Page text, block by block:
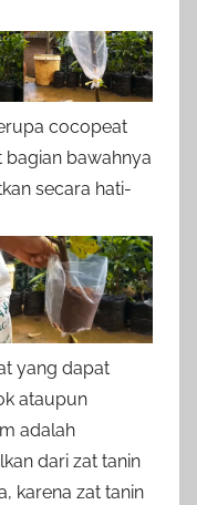
cocopeat
bagian bawahnya
secara hati-
yang dapat
ataupun
adalah
dari zat tanin
karena zat tanin